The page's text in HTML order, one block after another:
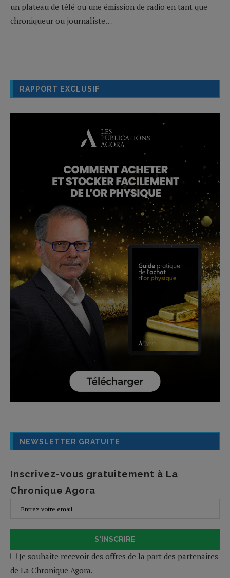
un plateau de télé ou une émission de radio en tant que
chroniqueur ou journaliste…
RAPPORT EXCLUSIF
NEWSLETTER GRATUITE
Inscrivez-vous gratuitement à La
Chronique Agora
S'INSCRIRE
Je souhaite recevoir des offres de la part des partenaires
de La Chronique Agora.